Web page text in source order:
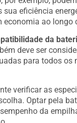
sua eficiência
economia ao longo
da
deve ser
para todos os
verificar as
Optar pela
da